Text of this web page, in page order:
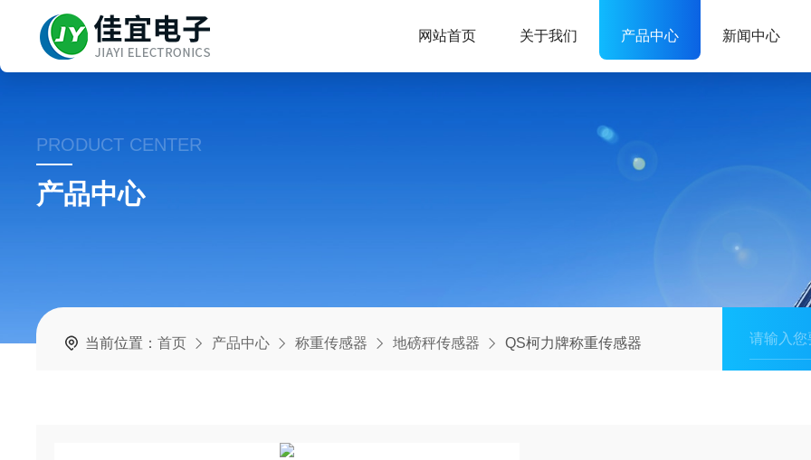
网站首页 关于我们 产品中心 新闻中心
PRODUCT CENTER
产品中心
当前位置：首页 产品中心 称重传感器 地磅秤传感器 QS柯力牌称重传感器